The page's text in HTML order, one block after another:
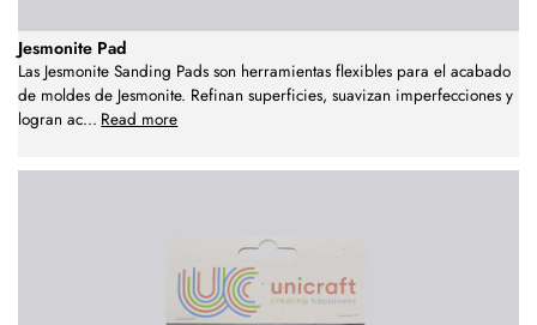
Jesmonite Pad
Las Jesmonite Sanding Pads son herramientas flexibles para el acabado
de moldes de Jesmonite. Refinan superficies, suavizan imperfecciones y
logran ac... Read more